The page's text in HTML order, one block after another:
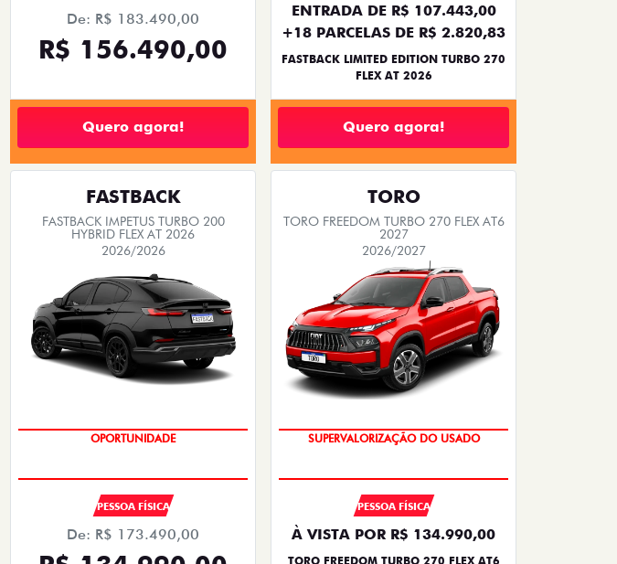
De: R$ 183.490,00
R$ 156.490,00
Quero agora!
ENTRADA DE R$ 107.443,00
+18 PARCELAS DE R$ 2.820,83
FASTBACK LIMITED EDITION TURBO 270
FLEX AT 2026
Quero agora!
FASTBACK
FASTBACK IMPETUS TURBO 200
HYBRID FLEX AT 2026
2026/2026
PREÇO IMPERDÍVEL
PESSOA FÍSICA
De: R$ 173.490,00
TORO
TORO FREEDOM TURBO 270 FLEX AT6
2027
2026/2027
OPORTUNIDADE
PESSOA FÍSICA
À VISTA POR R$ 134.990,00
TORO FREEDOM TURBO 270 FLEX AT6